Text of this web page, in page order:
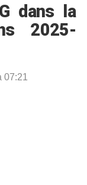
dans la
2025-
07:21